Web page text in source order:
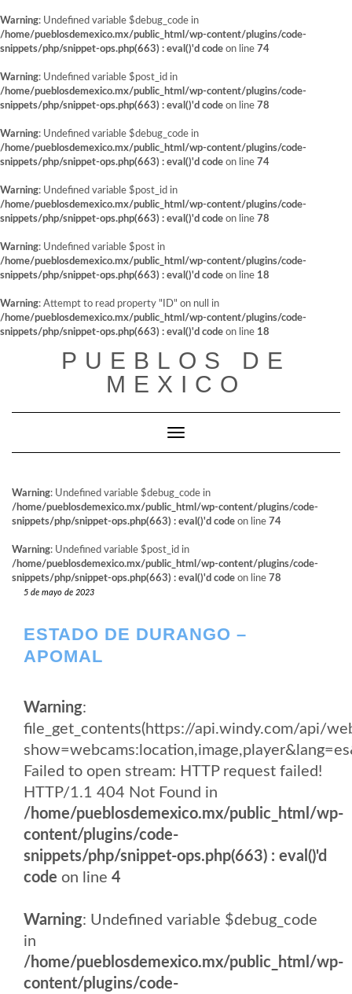
Warning: Undefined variable $debug_code in
/home/pueblosdemexico.mx/public_html/wp-content/plugins/code-
snippets/php/snippet-ops.php(663) : eval()'d code on line 74
Warning: Undefined variable $post_id in
/home/pueblosdemexico.mx/public_html/wp-content/plugins/code-
snippets/php/snippet-ops.php(663) : eval()'d code on line 78
Warning: Undefined variable $debug_code in
/home/pueblosdemexico.mx/public_html/wp-content/plugins/code-
snippets/php/snippet-ops.php(663) : eval()'d code on line 74
Warning: Undefined variable $post_id in
/home/pueblosdemexico.mx/public_html/wp-content/plugins/code-
snippets/php/snippet-ops.php(663) : eval()'d code on line 78
Warning: Undefined variable $post in
/home/pueblosdemexico.mx/public_html/wp-content/plugins/code-
snippets/php/snippet-ops.php(663) : eval()'d code on line 18
Warning: Attempt to read property "ID" on null in
/home/pueblosdemexico.mx/public_html/wp-content/plugins/code-
snippets/php/snippet-ops.php(663) : eval()'d code on line 18
PUEBLOS DE
MEXICO
Cambiar modo de navegación
Warning: Undefined variable $debug_code in
/home/pueblosdemexico.mx/public_html/wp-content/plugins/code-
snippets/php/snippet-ops.php(663) : eval()'d code on line 74
Warning: Undefined variable $post_id in
/home/pueblosdemexico.mx/public_html/wp-content/plugins/code-
snippets/php/snippet-ops.php(663) : eval()'d code on line 78
5 de mayo de 2023
ESTADO DE DURANGO –
APOMAL
Warning:
file_get_contents(https://api.windy.com/api/
Failed to open stream: HTTP request failed!
HTTP/1.1 404 Not Found in
/home/pueblosdemexico.mx/public_html/wp-
content/plugins/code-
snippets/php/snippet-ops.php(663) : eval()'d
code on line 4
Warning: Undefined variable $debug_code
in
/home/pueblosdemexico.mx/public_html/wp-
content/plugins/code-